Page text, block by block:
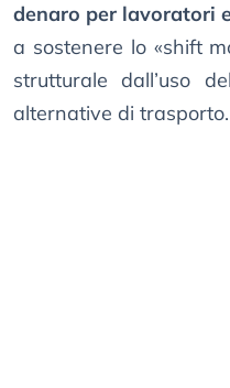
denaro per lavoratori
a sostenere lo «shift
strutturale dall’uso
alternative di trasporto.